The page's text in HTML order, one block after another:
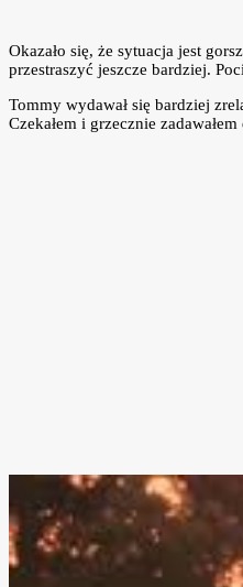
Okazało się, że sytuacja jest
przestraszyć jeszcze bardziej.
Tommy wydawał się bardziej
Czekałem i grzecznie